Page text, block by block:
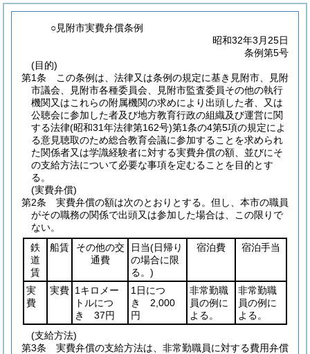
○見附市実費弁償条例
昭和32年3月25日
条例第5号
(目的)
第1条
この条例は、法律又は条例の規定に基き見附市、見附
市議会、見附市各種委員会、見附市監査委員その他の執行
機関又はこれらの附属機関の求めにより出頭した者、又は
公聴会に参加した者及び地方教育行政の組織及び運営に関
する法律(昭和31年法律第162号)第1条の4第5項の規定によ
る意見聴取のため総合教育会議に参加することを求められ
た関係者又は学識経験者に対する実費弁償の額、並びにそ
の支給方法について必要な事項を定むることを目的とす
る。
(実費弁償)
第2条
実費弁償の額は次のとおりとする。 但し、本市の職員
がその職務の関係で出頭又は参加した場合は、この限りで
ない。
鉄
道
賃
船賃
その他の交
通費
日当(日帰り
の場合に限
る。)
宿泊費 宿泊手当
実
費
実費 1キロメー
トルにつ
き 37円
1日につ
き 2,000
円
非常勤職
員の例に
よる。
非常勤職
員の例に
よる。
(支給方法)
第3条
実費弁償の支給方法は、非常勤職員に対する費用弁償